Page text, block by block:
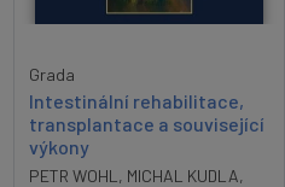
Grada
Intestinální rehabilitace,
transplantace a související
výkony
PETR WOHL , MICHAL KUDLA,